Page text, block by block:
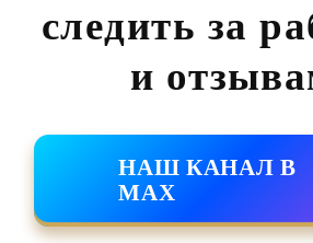
следить за
и
НАШ КАНАЛ В
MAX